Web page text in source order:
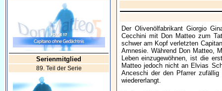
Serienmitglied
89. Teil der Serie
Der Olivenölfabrikant Giorgio
Cecchini mit Don Matteo zum
schwer am Kopf verletzten
Amnesie. Während Don Matteo,
Leben einzugewöhnen, ist die
Matteo jedoch nicht an Elvias
Anceschi der den Pfarrer
wiedererlangt.